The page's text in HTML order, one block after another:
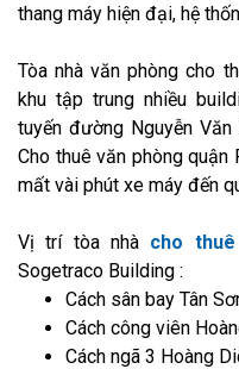
thang máy hiện đại, hệ
Tòa nhà văn phòng cho
khu tập trung nhiều
tuyến đường Nguyễn
Cho thuê văn phòng
mất vài phút xe máy đến
Vị trí tòa nhà cho
Sogetraco Building :
Cách sân bay Tân
Cách công viên
Cách ngã 3 Hoàng